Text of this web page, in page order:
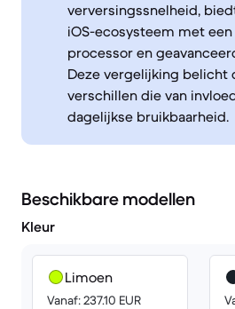
verversingssnelheid,
iOS-ecosysteem met
processor en
Deze vergelijking belicht
verschillen die van
dagelijkse bruikbaarheid.
Beschikbare modellen
Kleur
Limoen
Vanaf: 237.10 EUR